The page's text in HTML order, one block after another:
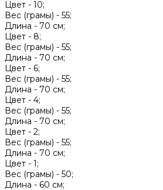
Цвет - 10;
Вес (грамы) - 55;
Длина - 70 см;
Цвет - 8;
Вес (грамы) - 55;
Длина - 70 см;
Цвет - 6;
Вес (грамы) - 55;
Длина - 70 см;
Цвет - 4;
Вес (грамы) - 55;
Длина - 70 см;
Цвет - 2;
Вес (грамы) - 55;
Длина - 70 см;
Цвет - 1;
Вес (грамы) - 50;
Длина - 60 см;